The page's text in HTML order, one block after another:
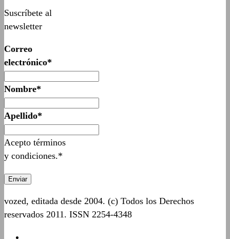
Suscríbete al
newsletter
Correo
electrónico*
Nombre*
Apellido*
Acepto términos
y condiciones.*
vozed, editada desde 2004. (c) Todos los Derechos
reservados 2011. ISSN 2254-4348